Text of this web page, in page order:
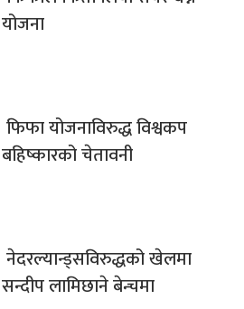
योजना
फिफा योजनाविरुद्ध विश्वकप
बहिष्कारको चेतावनी
नेदरल्यान्ड्सविरुद्धको खेलमा
सन्दीप लामिछाने बेन्चमा